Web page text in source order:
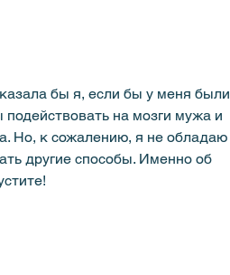
бы я, если бы у меня были
на мозги мужа и
Но, к сожалению, я не обладаю
другие способы. Именно об